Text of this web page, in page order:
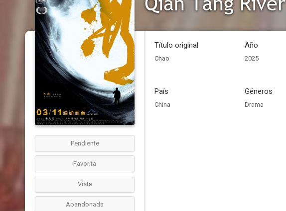
Pendiente
Favorita
Vista
Abandonada
Título original
Chao
Año
2025
País
China
Géneros
Drama